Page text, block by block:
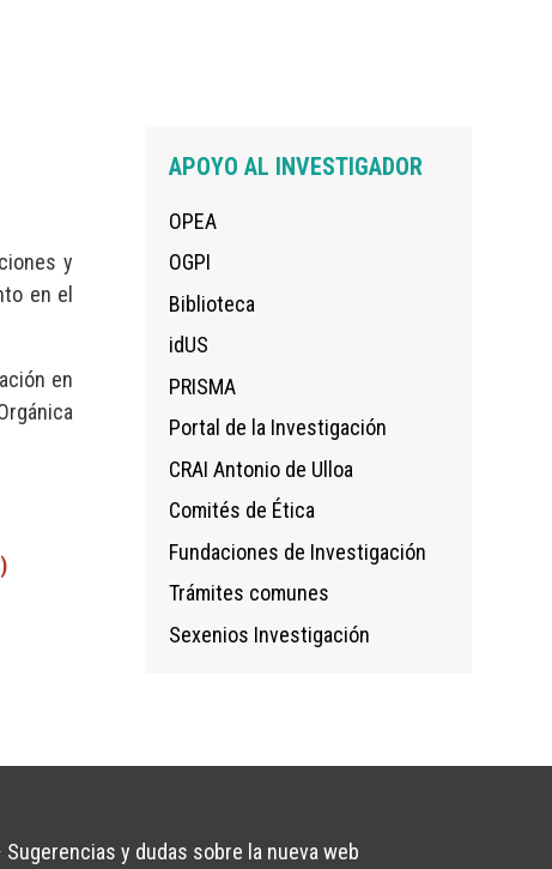
y
en el
en
Navegación
APOYO AL INVESTIGADOR
OPEA
OGPI
Biblioteca
idUS
PRISMA
Portal de la Investigación
CRAI Antonio de Ulloa
Comités de Ética
Fundaciones de Investigación
Trámites comunes
Sexenios Investigación
Sugerencias y dudas sobre la nueva web